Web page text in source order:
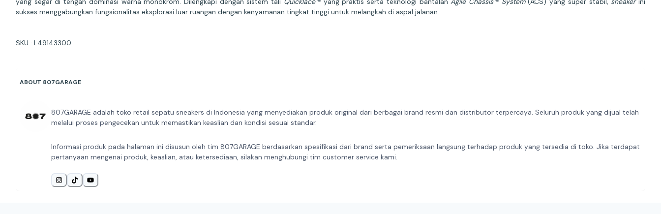
sukses menggabungkan fungsionalitas eksplorasi luar ruangan dengan kenyamanan tingkat tinggi untuk melangkah di aspal jalanan.
SKU : L49143300
ABOUT 807GARAGE
807GARAGE adalah toko retail sepatu sneakers di Indonesia yang menyediakan produk original dari berbagai brand resmi dan distributor terpercaya. Seluruh produk yang dijual telah
melalui proses pengecekan untuk memastikan keaslian dan kondisi sesuai standar.
Informasi produk pada halaman ini disusun oleh tim 807GARAGE berdasarkan spesifikasi dari brand serta pemeriksaan langsung terhadap produk yang tersedia di toko. Jika terdapat
pertanyaan mengenai produk, keaslian, atau ketersediaan, silakan menghubungi tim customer service kami.